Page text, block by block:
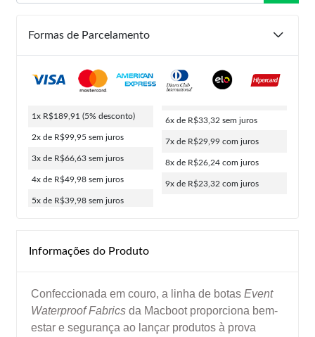
Formas de Parcelamento
1x R$189,91 (5% desconto)
2x de R$99,95 sem juros
3x de R$66,63 sem juros
4x de R$49,98 sem juros
5x de R$39,98 sem juros
6x de R$33,32 sem juros
7x de R$29,99 com juros
8x de R$26,24 com juros
9x de R$23,32 com juros
Informações do Produto
Confeccionada em couro, a linha de botas Event
Waterproof Fabrics da Macboot proporciona bem-
estar e segurança ao lançar produtos à prova